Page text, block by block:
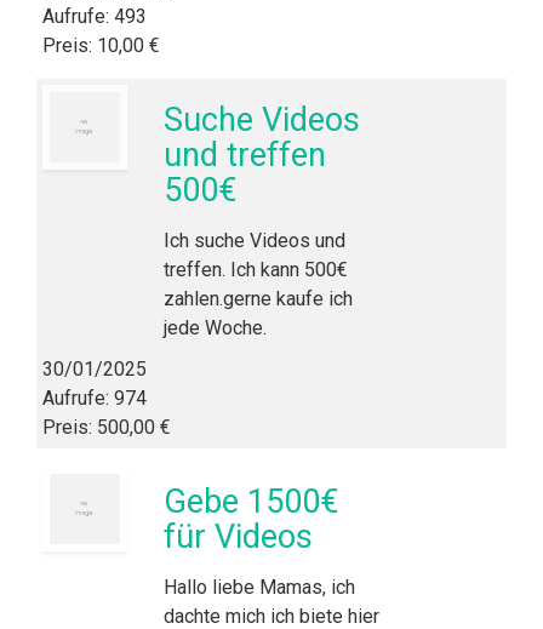
Aufrufe: 493
Preis: 10,00 €
Suche Videos
und treffen
500€
Ich suche Videos und
treffen. Ich kann 500€
zahlen.gerne kaufe ich
jede Woche.
30/01/2025
Aufrufe: 974
Preis: 500,00 €
Gebe 1500€
für Videos
Hallo liebe Mamas, ich
dachte mich ich biete hier